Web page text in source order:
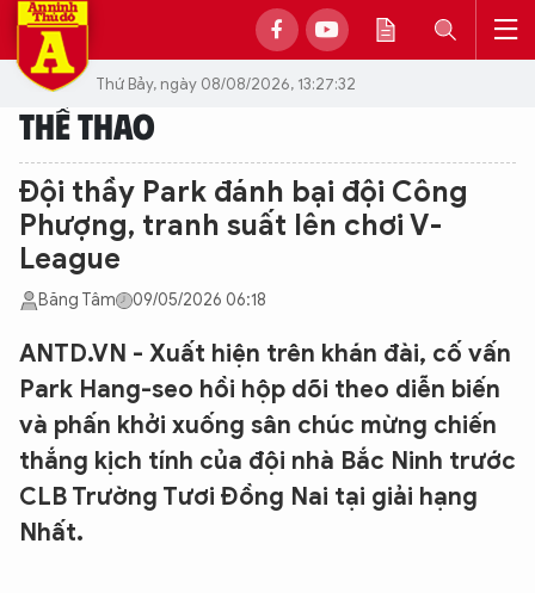
Thứ Bảy, ngày 08/08/2026, 13:27:32
THỂ THAO
Đội thầy Park đánh bại đội Công
Phượng, tranh suất lên chơi V-
League
Băng Tâm 09/05/2026 06:18
ANTD.VN - Xuất hiện trên khán đài, cố vấn
Park Hang-seo hồi hộp dõi theo diễn biến
và phấn khởi xuống sân chúc mừng chiến
thắng kịch tính của đội nhà Bắc Ninh trước
CLB Trường Tươi Đồng Nai tại giải hạng
Nhất.